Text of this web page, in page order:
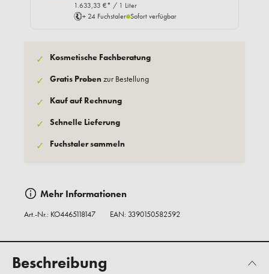
1.633,33 €* / 1 Liter
+ 24 Fuchstaler Sofort verfügbar
✓ Kosmetische Fachberatung
✓ Gratis Probenzur Bestellung
✓ Kauf auf Rechnung
✓ Schnelle Lieferung
✓ Fuchstaler sammeln
Mehr Informationen
Art.-Nr.: KO4465118147 EAN: 3390150582592
Beschreibung